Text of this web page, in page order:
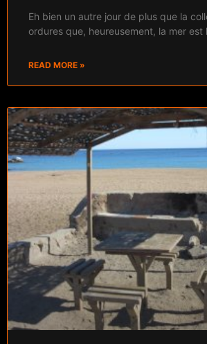
Eh bien un autre jour de plus que la
ordures que, heureusement, la mer est
READ MORE »